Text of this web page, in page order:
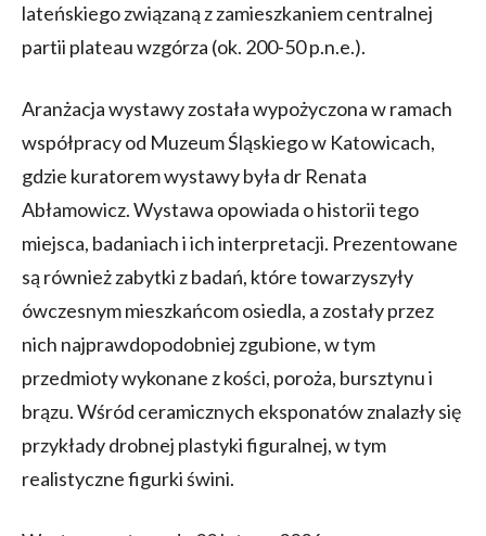
lateńskiego związaną z zamieszkaniem centralnej
partii plateau wzgórza (ok. 200-50 p.n.e.).
Aranżacja wystawy została wypożyczona w ramach
współpracy od Muzeum Śląskiego w Katowicach,
gdzie kuratorem wystawy była dr Renata
Abłamowicz. Wystawa opowiada o historii tego
miejsca, badaniach i ich interpretacji. Prezentowane
są również zabytki z badań, które towarzyszyły
ówczesnym mieszkańcom osiedla, a zostały przez
nich najprawdopodobniej zgubione, w tym
przedmioty wykonane z kości, poroża, bursztynu i
brązu. Wśród ceramicznych eksponatów znalazły się
przykłady drobnej plastyki figuralnej, w tym
realistyczne figurki świni.